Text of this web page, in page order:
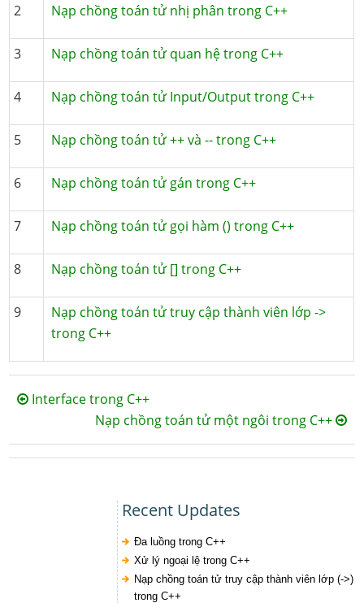
2 Nạp chồng toán tử nhị phân trong C++
3 Nạp chồng toán tử quan hệ trong C++
4 Nạp chồng toán tử Input/Output trong C++
5 Nạp chồng toán tử ++ và -- trong C++
6 Nạp chồng toán tử gán trong C++
7 Nạp chồng toán tử gọi hàm () trong C++
8 Nạp chồng toán tử [] trong C++
9
Nạp chồng toán tử truy cập thành viên lớp ->
trong C++
Interface trong C++
Nạp chồng toán tử một ngôi trong C++
Recent Updates
Đa luồng trong C++
Xử lý ngoại lệ trong C++
Nạp chồng toán tử truy cập thành viên lớp (->)
trong C++